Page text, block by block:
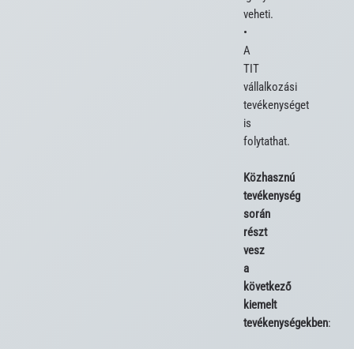
veheti.
•
A
TIT
vállalkozási
tevékenységet
is
folytathat.
Közhasznú
tevékenység
során
részt
vesz
a
következő
kiemelt
tevékenységekben: